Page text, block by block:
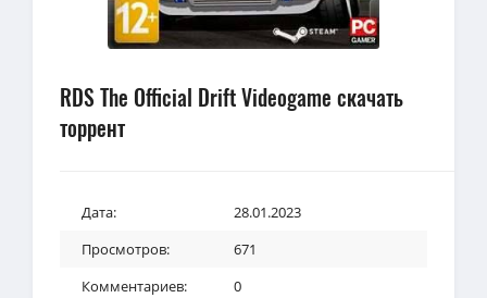
RDS The Official Drift Videogame скачать
торрент
Дата:
28.01.2023
Просмотров:
671
Комментариев:
0